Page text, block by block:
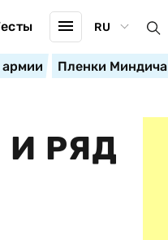
RU
Пленки Миндича
И РЯД